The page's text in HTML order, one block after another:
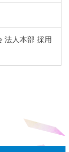
法人本部 採用